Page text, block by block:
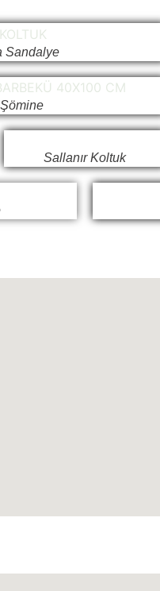
Sandalye
Sallanır Koltuk